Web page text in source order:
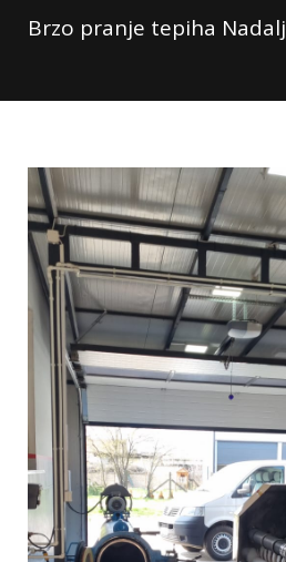
Brzo pranje tepiha Nadalj